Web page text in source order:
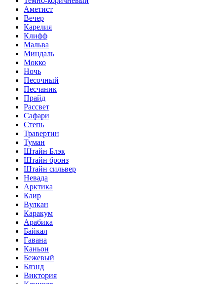
Аметист
Вечер
Карелия
Клифф
Мальва
Миндаль
Мокко
Ночь
Песочный
Песчаник
Прайд
Рассвет
Сафари
Степь
Травертин
Туман
Штайн Блэк
Штайн бронз
Штайн сильвер
Невада
Арктика
Каир
Вулкан
Каракум
Арабика
Байкал
Гавана
Каньон
Бежевый
Блэнд
Виктория